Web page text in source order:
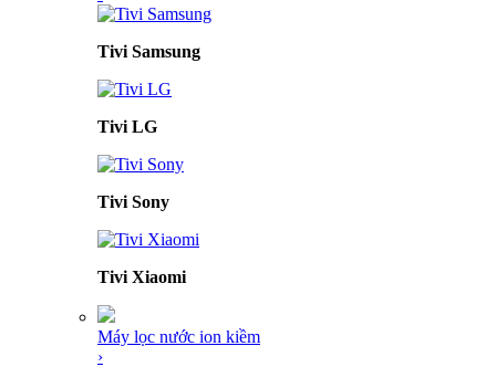
Tivi Samsung
Tivi LG
Tivi Sony
Tivi Xiaomi
Máy lọc nước ion kiềm
›